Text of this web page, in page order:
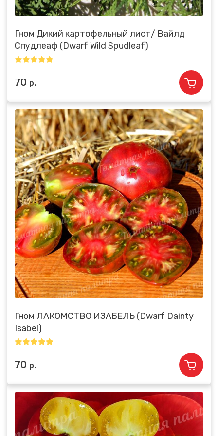
Гном Дикий картофельный лист/ Вайлд
Спудлеаф (Dwarf Wild Spudleaf)
70 р.
Гном ЛАКОМСТВО ИЗАБЕЛЬ (Dwarf Dainty
Isabel)
70 р.